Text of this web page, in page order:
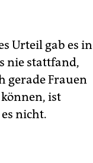
Urteil gab es in
nie stattfand,
gerade Frauen
ist
nicht.